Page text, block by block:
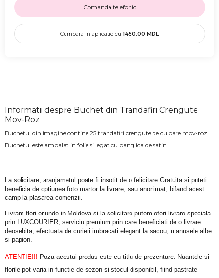
Comanda telefonic
Cumpara in aplicatie cu 1450.00 MDL
Informatii despre Buchet din Trandafiri Crengute
Mov-Roz
Buchetul din imagine contine 25 trandafiri crengute de culoare mov-roz.
Buchetul este ambalat in folie si legat cu panglica de satin.
La solicitare, aranjametul poate fi insotit de o felicitare Gratuita si puteti
beneficia de optiunea foto martor la livrare, sau anonimat, bifand acest
camp la plasarea comenzii.
Livram flori oriunde in Moldova si la solicitare putem oferi livrare speciala
prin LUXCOURIER, serviciu premium prin care beneficiati de o livrare
deosebita, efectuata de curieri imbracati elegant la sacou, manusele albe
si papion.
ATENTIE!!! Poza acestui produs este cu titlu de prezentare. Nuantele si
florile pot varia in functie de sezon si stocul disponibil, fiind pastrate